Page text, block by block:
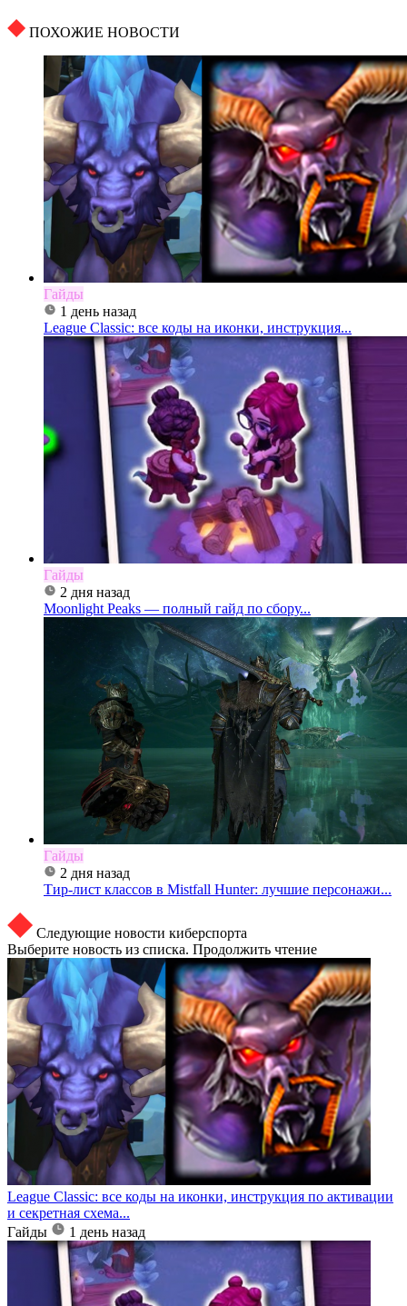
ПОХОЖИЕ НОВОСТИ
Гайды
1 день назад
League Classic: все коды на иконки, инструкция...
Гайды
2 дня назад
Moonlight Peaks — полный гайд по сбору...
Гайды
2 дня назад
Тир-лист классов в Mistfall Hunter: лучшие персонажи...
Следующие новости киберспорта
Выберите новость из списка. Продолжить чтение
League Classic: все коды на иконки, инструкция по активации
и секретная схема...
Гайды
1 день назад